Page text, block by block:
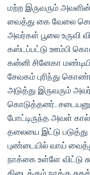
மற்ற இருவரும்
வைத்து கை வேலை
அவர்கள் பூலை உருவி
கஸ்டப்பட்டு ஊம்பி
கன்னி சினேகா
சேவகம் புரிந்து
அடுத்து இருவரும்
கொடுத்தனர்.
போட்டிருந்த அவள்
தலையை இட்டு
புண்டையில் வாய்
நாக்கை உள்ளே விட்டு